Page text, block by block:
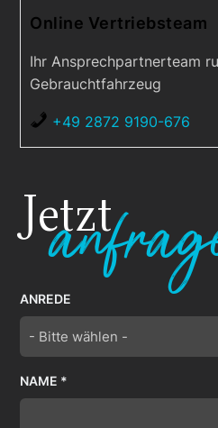
Online Vertriebsteam
Ihr Ansprechpartnerteam
Gebrauchtfahrzeug
+49 2872 9190-676
Jetzt
ANREDE
- Bitte wählen -
NAME *